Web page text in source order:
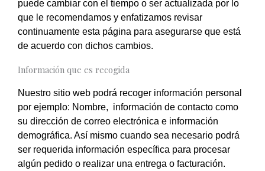
puede cambiar con el tiempo o ser actualizada por lo
que le recomendamos y enfatizamos revisar
continuamente esta página para asegurarse que está
de acuerdo con dichos cambios.
Información que es recogida
Nuestro sitio web podrá recoger información personal
por ejemplo: Nombre, información de contacto como
su dirección de correo electrónica e información
demográfica. Así mismo cuando sea necesario podrá
ser requerida información específica para procesar
algún pedido o realizar una entrega o facturación.